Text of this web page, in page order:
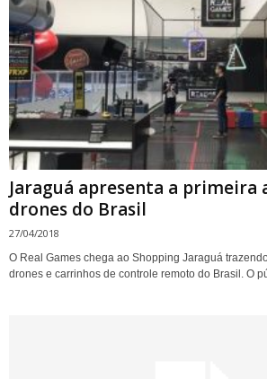
Jaraguá apresenta a primeira
drones do Brasil
27/04/2018
O Real Games chega ao Shopping Jaraguá
drones e carrinhos de controle remoto do Brasil. O